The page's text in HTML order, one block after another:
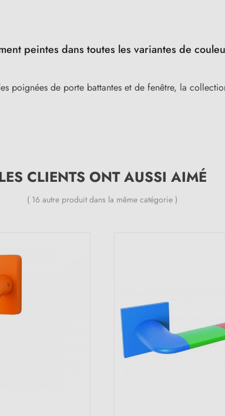
peintes dans toutes les variantes de
poignées de porte battantes et de fenêtre, la
CLIENTS ONT AUSSI AIMÉ
( 16 autre produit dans la même catégorie )